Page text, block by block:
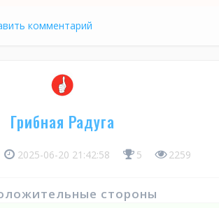
комментарий
Грибная Радуга
2025-06-20 21:42:58 5 2259
стороны